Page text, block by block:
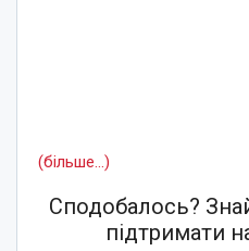
(більше…)
Сподобалось?
підтримати